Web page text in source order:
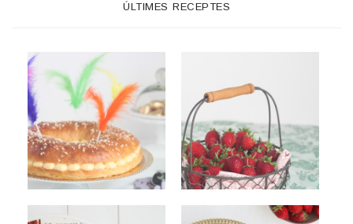
ÚLTIMES RECEPTES